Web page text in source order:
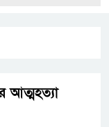
আত্মহত্যা